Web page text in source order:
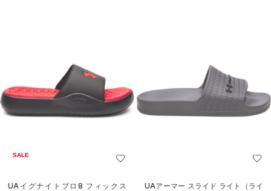
SALE
UAイグナイトプロ8 フィックス
UAアーマー スライド ライト（ライ